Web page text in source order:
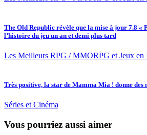
The Old Republic révèle que la mise à jour 7.8 «
l’histoire du jeu un an et demi plus tard
Les Meilleurs RPG / MMORPG et Jeux en
Très positive, la star de Mamma Mia ! donne
Séries et Cinéma
Vous pourriez aussi aimer